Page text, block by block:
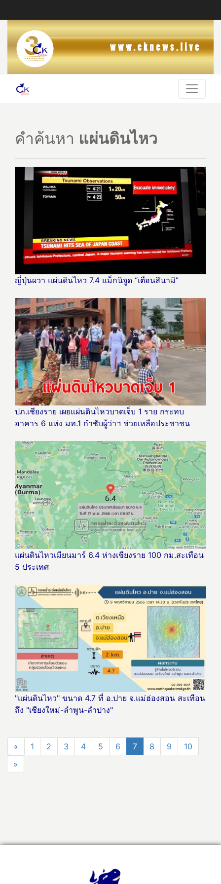
คำค้นหา แผ่นดินไหว
ญี่ปุ่นผวา แผ่นดินไหว 7.4 แม็กนิจูด “เตือนสึนามิ”
ปภ.เชียงราย เผยแผ่นดินไหวบาดเจ็บ 1 ราย กระทบ
อาคาร 6 แห่ง มท.1 กำชับผู้ว่าฯ ช่วยเหลือประชาชน
แผ่นดินไหวเมียนมาร์ 6.4 ห่างเชียงราย 100 กม.สะเทือน
5 ประเทศ
"แผ่นดินไหว" ขนาด 4.7 ที่ อ.ปาย จ.แม่ฮ่องสอน สะเทือน
ถึง "เชียงใหม่-ลำพูน-ลำปาง"
« 1 2 3 4 5 6 7 8 9
10
»